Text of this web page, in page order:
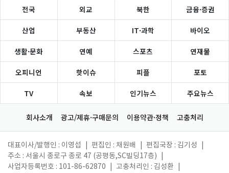
전국 외교 북한 금융·증권
산업 부동산 IT·과학 바이오
생활·문화 연예 스포츠 연재물
오피니언 핫이슈 피플 포토
TV 속보 인기뉴스 주요뉴스
회사소개 광고/제휴·구매문의 이용약관·정책 고충처리
대표이사/발행인 : 이영섭 편집인 : 채원배 편집국장 : 김기성
주소 : 서울시 종로구 종로 47 (공평동,SC빌딩17층)
사업자등록번호 : 101-86-62870
고충처리인 : 김성환